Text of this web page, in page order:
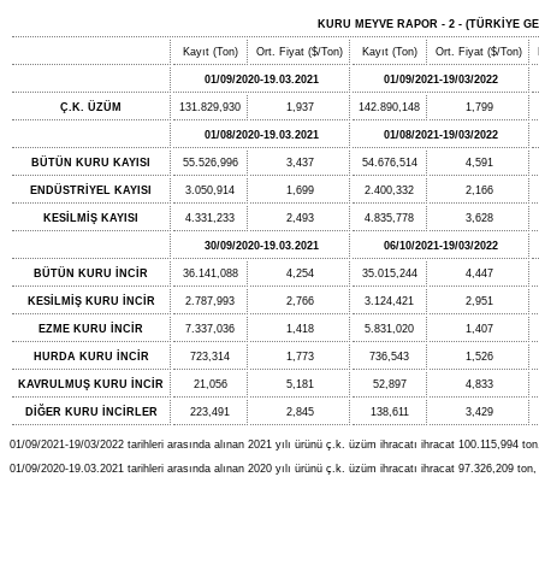
KURU MEYVE RAPOR - 2 - (TÜRKİYE
Kayıt (Ton) Ort. Fiyat ($/Ton) Kayıt (Ton) Ort. Fiyat ($/Ton)
01/09/2020-19.03.2021 01/09/2021-19/03/2022
Ç.K. ÜZÜM 131.829,930 1,937 142.890,148 1,799
01/08/2020-19.03.2021 01/08/2021-19/03/2022
BÜTÜN KURU KAYISI 55.526,996 3,437 54.676,514 4,591
ENDÜSTRİYEL KAYISI 3.050,914 1,699 2.400,332 2,166
KESİLMİŞ KAYISI 4.331,233 2,493 4.835,778 3,628
30/09/2020-19.03.2021 06/10/2021-19/03/2022
BÜTÜN KURU İNCİR 36.141,088 4,254 35.015,244 4,447
KESİLMİŞ KURU İNCİR 2.787,993 2,766 3.124,421 2,951
EZME KURU İNCİR 7.337,036 1,418 5.831,020 1,407
HURDA KURU İNCİR 723,314 1,773 736,543 1,526
KAVRULMUŞ KURU İNCİR 21,056 5,181 52,897 4,833
DİĞER KURU İNCİRLER 223,491 2,845 138,611 3,429
01/09/2021-19/03/2022 tarihleri arasında alınan 2021 yılı ürünü ç.k. üzüm ihracatı ihracat 100.115,994
01/09/2020-19.03.2021 tarihleri arasında alınan 2020 yılı ürünü ç.k. üzüm ihracatı ihracat 97.326,209